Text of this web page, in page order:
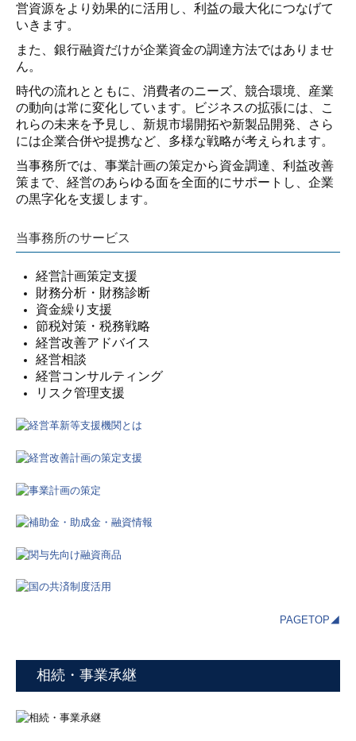
営資源をより効果的に活用し、利益の最大化につなげて
いきます。
また、銀行融資だけが企業資金の調達方法ではありませ
ん。
時代の流れとともに、消費者のニーズ、競合環境、産業
の動向は常に変化しています。ビジネスの拡張には、こ
れらの未来を予見し、新規市場開拓や新製品開発、さら
には企業合併や提携など、多様な戦略が考えられます。
当事務所では、事業計画の策定から資金調達、利益改善
策まで、経営のあらゆる面を全面的にサポートし、企業
の黒字化を支援します。
当事務所のサービス
経営計画策定支援
財務分析・財務診断
資金繰り支援
節税対策・税務戦略
経営改善アドバイス
経営相談
経営コンサルティング
リスク管理支援
PAGETOP◢
相続・事業承継